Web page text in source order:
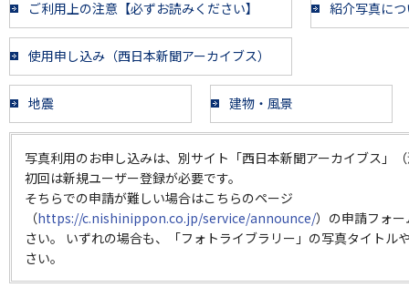
ご利用上の注意【必ずお読みください】 紹介写真に
使用申し込み（西日本新聞アーカイブス）
地震 建物・風景
写真利用のお申し込みは、別サイト「西日本新聞アーカイブス」
初回は新規ユーザー登録が必要です。
そちらでの申請が難しい場合はこちらのページ
（https://c.nishinippon.co.jp/service/announce/）の申請フォ
さい。 いずれの場合も、「フォトライブラリー」の写真タイトル
さい。